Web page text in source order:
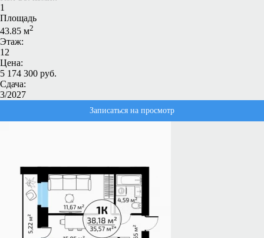
1
Площадь
43.85 м2
Этаж:
12
Цена:
5 174 300 руб.
Сдача:
3/2027
Записаться на просмотр